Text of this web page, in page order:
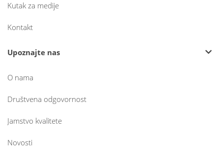
Kutak za medije
Kontakt
Upoznajte nas
O nama
Društvena odgovornost
Jamstvo kvalitete
Novosti